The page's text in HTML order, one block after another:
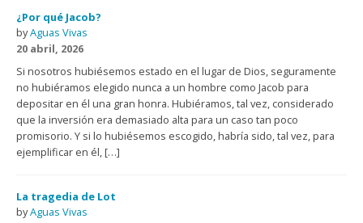
¿Por qué Jacob?
byAguas Vivas
20 abril, 2026
Si nosotros hubiésemos estado en el lugar de Dios, seguramente
no hubiéramos elegido nunca a un hombre como Jacob para
depositar en él una gran honra. Hubiéramos, tal vez, considerado
que la inversión era demasiado alta para un caso tan poco
promisorio. Y si lo hubiésemos escogido, habría sido, tal vez, para
ejemplificar en él, […]
La tragedia de Lot
byAguas Vivas